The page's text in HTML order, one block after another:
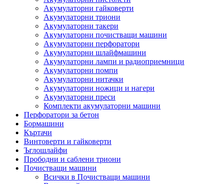
Акумулаторни гайковерти
Акумулаторни триони
Акумулаторни такери
Акумулаторни почистващи машини
Акумулаторни перфоратори
Акумулаторни шлайфмашини
Акумулаторни лампи и радиоприемници
Акумулаторни помпи
Акумулаторни нитачки
Акумулаторни ножици и нагери
Акумулаторни преси
Комплекти акумулаторни машини
Перфоратори за бетон
Бормашини
Къртачи
Винтоверти и гайковерти
Ъглошлайфи
Прободни и саблени триони
Почистващи машини
Всички в Почистващи машини